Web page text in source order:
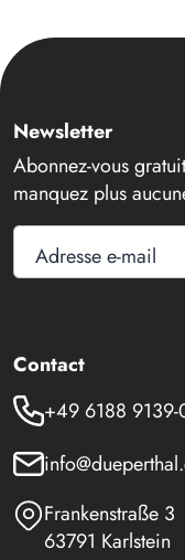
Newsletter
Abonnez-vous
manquez plus
Adresse e-mail
Contact
+49 6188 9139-
Frankenstraße 3
63791 Karlstein